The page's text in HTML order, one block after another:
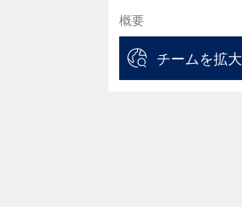
概要
チームを拡大